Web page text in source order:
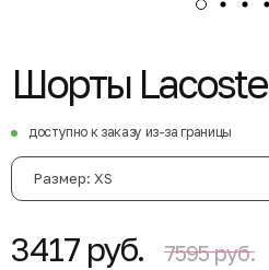
Шорты Lacoste
доступно к заказу из-за границы
Размер: XS
3417 руб. 7595 руб.